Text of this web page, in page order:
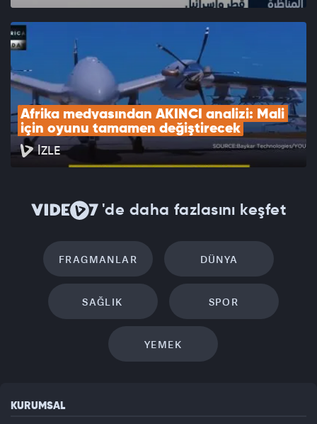
Afrika medyasından AKINCI analizi: Mali
için oyunu tamamen değiştirecek
İZLE
'de daha fazlasını keşfet
FRAGMANLAR DÜNYA
SAĞLIK SPOR
YEMEK
KURUMSAL